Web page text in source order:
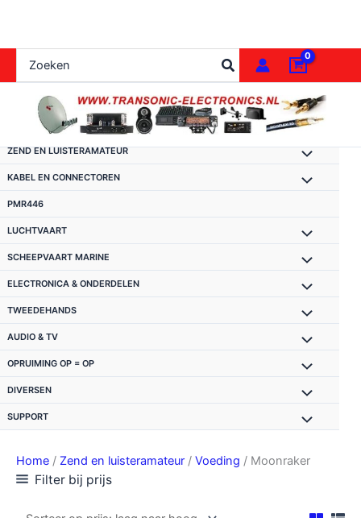
de
inhoud
naar:
ZEND EN LUISTERAMATEUR
KABEL EN CONNECTOREN
PMR446
LUCHTVAART
SCHEEPVAART MARINE
ELECTRONICA & ONDERDELEN
TWEEDEHANDS
AUDIO & TV
OPRUIMING OP = OP
DIVERSEN
SUPPORT
Home / Zend en luisteramateur / Voeding / Moonraker
Filter bij prijs